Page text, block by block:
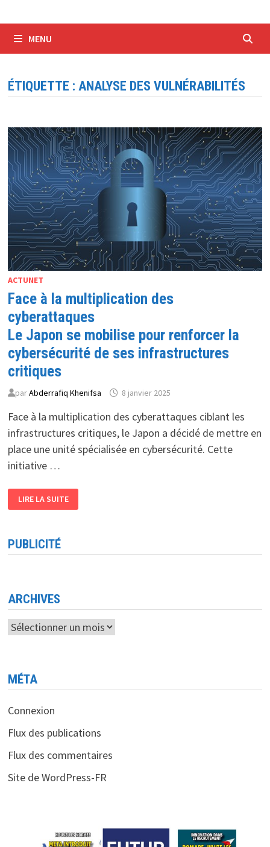
MENU
ÉTIQUETTE : ANALYSE DES VULNÉRABILITÉS
ACTUNET
Face à la multiplication des
cyberattaques
Le Japon se mobilise pour renforcer la
cybersécurité de ses infrastructures
critiques
parAbderrafiq Khenifsa 8 janvier 2025
Face à la multiplication des cyberattaques ciblant les
infrastructures critiques, le Japon a décidé de mettre en
place une unité spécialisée en cybersécurité. Cette
initiative …
À
LA
CYBERATTAQUES
LE
JAPON
LA
CYBERSÉCURITÉ
DE
SES
INFRASTRUCTURES
CRITIQUES
LIRE LA SUITE
PUBLICITÉ
ARCHIVES
Archives
MÉTA
Connexion
Flux des publications
Flux des commentaires
Site de WordPress-FR